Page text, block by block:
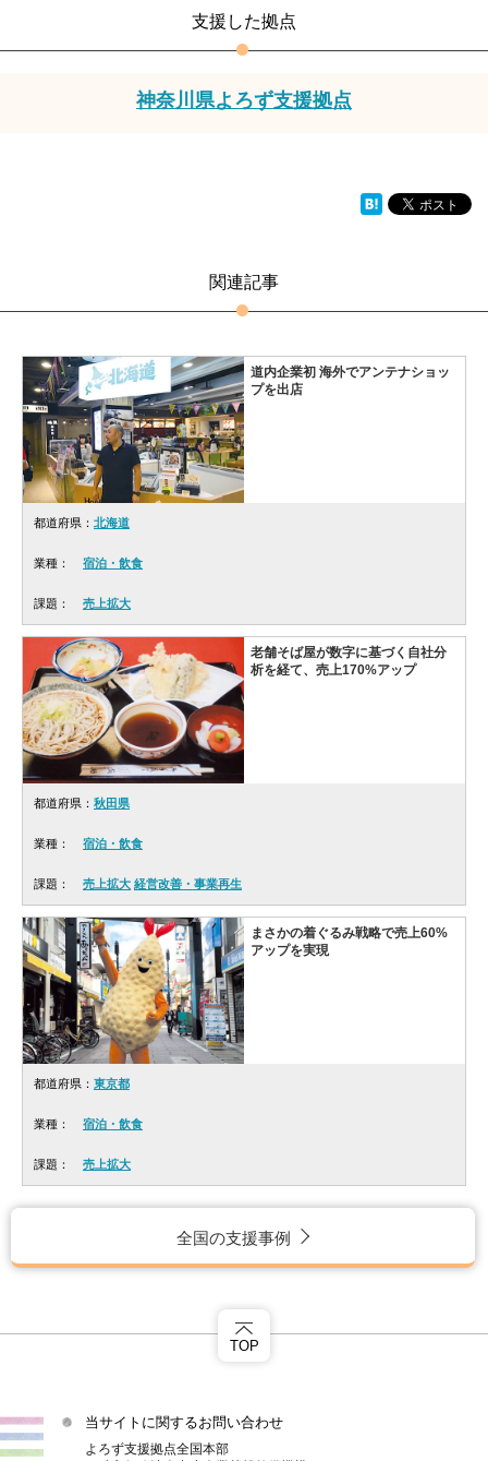
支援した拠点
神奈川県よろず支援拠点
関連記事
道内企業初 海外でアンテナショッ
プを出店
都道府県： 北海道
業種： 宿泊・飲食
課題： 売上拡大
老舗そば屋が数字に基づく自社分
析を経て、売上170%アップ
都道府県： 秋田県
業種： 宿泊・飲食
課題： 売上拡大 経営改善・事業再生
まさかの着ぐるみ戦略で売上60%
アップを実現
都道府県： 東京都
業種： 宿泊・飲食
課題： 売上拡大
全国の支援事例
当サイトに関するお問い合わせ
よろず支援拠点全国本部
TOP